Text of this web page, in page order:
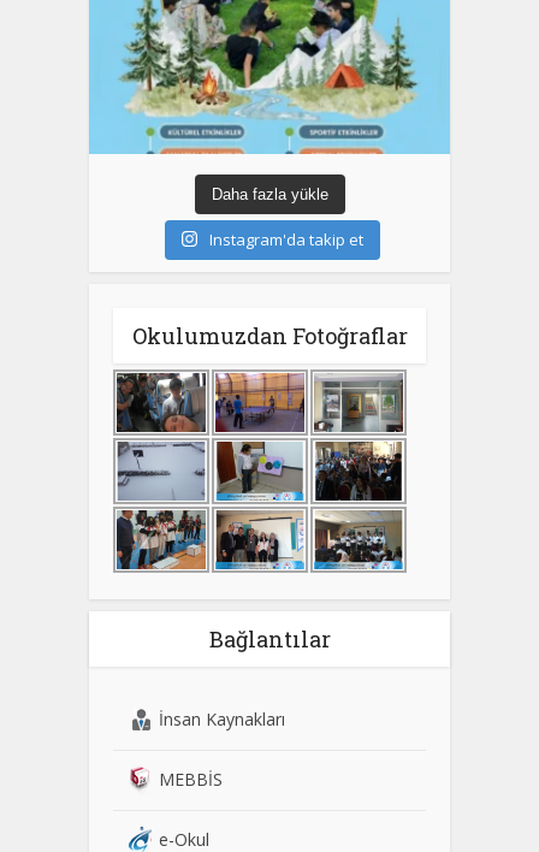
Daha fazla yükle
Instagram'da takip et
Okulumuzdan Fotoğraflar
Bağlantılar
İnsan Kaynakları
MEBBİS
e-Okul